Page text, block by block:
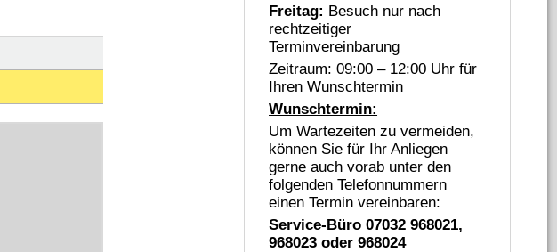
Freitag: Besuch nur nach
rechtzeitiger
Terminvereinbarung
Zeitraum: 09:00 – 12:00 Uhr für
Ihren Wunschtermin
Wunschtermin:
Um Wartezeiten zu vermeiden,
können Sie für Ihr Anliegen
gerne auch vorab unter den
folgenden Telefonnummern
einen Termin vereinbaren:
Service-Büro 07032 968021,
968023 oder 968024